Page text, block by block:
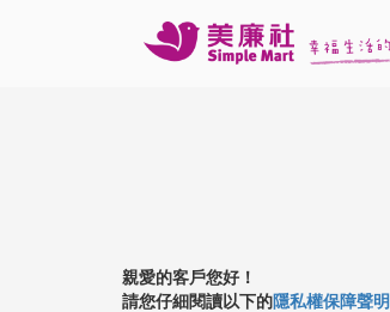
親愛的客戶您好！
請您仔細閱讀以下的隱私權保障聲明